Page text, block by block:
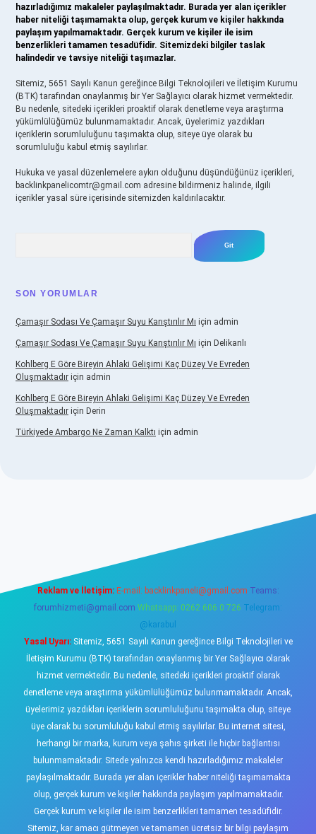
hazırladığımız makaleler paylaşılmaktadır. Burada yer alan içerikler
haber niteliği taşımamakta olup, gerçek kurum ve kişiler hakkında
paylaşım yapılmamaktadır. Gerçek kurum ve kişiler ile isim
benzerlikleri tamamen tesadüfidir. Sitemizdeki bilgiler taslak
halindedir ve tavsiye niteliği taşımazlar.
Sitemiz, 5651 Sayılı Kanun gereğince Bilgi Teknolojileri ve İletişim Kurumu
(BTK) tarafından onaylanmış bir Yer Sağlayıcı olarak hizmet vermektedir.
Bu nedenle, sitedeki içerikleri proaktif olarak denetleme veya araştırma
yükümlülüğümüz bulunmamaktadır. Ancak, üyelerimiz yazdıkları
içeriklerin sorumluluğunu taşımakta olup, siteye üye olarak bu
sorumluluğu kabul etmiş sayılırlar.
Hukuka ve yasal düzenlemelere aykırı olduğunu düşündüğünüz içerikleri,
backlinkpanelicomtr@gmail.com adresine bildirmeniz halinde, ilgili
içerikler yasal süre içerisinde sitemizden kaldırılacaktır.
SON YORUMLAR
Çamaşır Sodası Ve Çamaşır Suyu Karıştırılır Mı için admin
Çamaşır Sodası Ve Çamaşır Suyu Karıştırılır Mı için Delikanlı
Kohlberg E Göre Bireyin Ahlaki Gelişimi Kaç Düzey Ve Evreden
Oluşmaktadır için admin
Kohlberg E Göre Bireyin Ahlaki Gelişimi Kaç Düzey Ve Evreden
Oluşmaktadır için Derin
Türkiyede Ambargo Ne Zaman Kalktı için admin
Reklam ve İletişim: E-mail: backlinkpaneli@gmail.com Teams:
forumhizmeti@gmail.com Whatsapp: 0262 606 0 726 Telegram:
@karabul
Yasal Uyarı:Sitemiz, 5651 Sayılı Kanun gereğince Bilgi Teknolojileri ve
İletişim Kurumu (BTK) tarafından onaylanmış bir Yer Sağlayıcı olarak
hizmet vermektedir. Bu nedenle, sitedeki içerikleri proaktif olarak
denetleme veya araştırma yükümlülüğümüz bulunmamaktadır. Ancak,
üyelerimiz yazdıkları içeriklerin sorumluluğunu taşımakta olup, siteye
üye olarak bu sorumluluğu kabul etmiş sayılırlar. Bu internet sitesi,
herhangi bir marka, kurum veya şahıs şirketi ile hiçbir bağlantısı
bulunmamaktadır. Sitede yalnızca kendi hazırladığımız makaleler
paylaşılmaktadır. Burada yer alan içerikler haber niteliği taşımamakta
olup, gerçek kurum ve kişiler hakkında paylaşım yapılmamaktadır.
Gerçek kurum ve kişiler ile isim benzerlikleri tamamen tesadüfidir.
Sitemiz, kar amacı gütmeyen ve tamamen ücretsiz bir bilgi paylaşım